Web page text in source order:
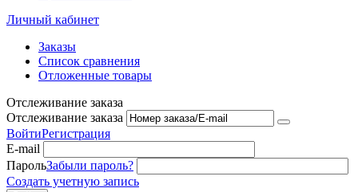
Личный кабинет
Заказы
Список сравнения
Отложенные товары
Отслеживание заказа
Отслеживание заказа
ВойтиРегистрация
E-mail
ПарольЗабыли пароль?
Создать учетную запись